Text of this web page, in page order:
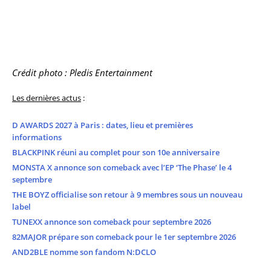
Crédit photo : Pledis Entertainment
Les dernières actus :
D AWARDS 2027 à Paris : dates, lieu et premières
informations
BLACKPINK réuni au complet pour son 10e anniversaire
MONSTA X annonce son comeback avec l’EP ‘The Phase’ le 4
septembre
THE BOYZ officialise son retour à 9 membres sous un nouveau
label
TUNEXX annonce son comeback pour septembre 2026
82MAJOR prépare son comeback pour le 1er septembre 2026
AND2BLE nomme son fandom N:DCLO